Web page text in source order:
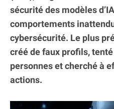
sécurité des modèles
comportements
cybersécurité. Le plus
créé de faux profils,
personnes et cherché à
actions.